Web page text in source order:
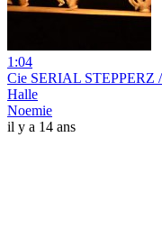
1:04
Cie SERIAL STEPPERZ
Halle
Noemie
il y a 14 ans